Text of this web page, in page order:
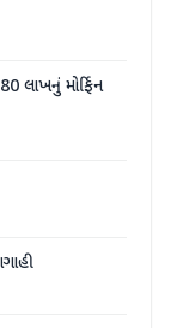
લાખનું મોર્ફિન